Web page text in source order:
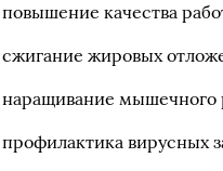
повышение качества
сжигание жировых
наращивание мышечного
профилактика вирусных